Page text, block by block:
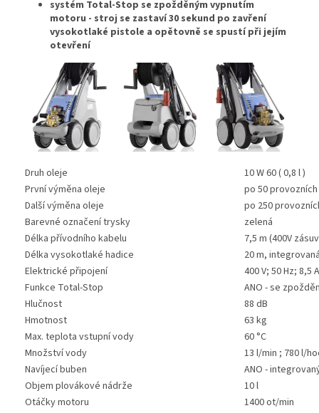
systém Total-Stop se zpožděným vypnutím
motoru - stroj se zastaví 30 sekund po zavření
vysokotlaké pistole a opětovně se spustí při jejím
otevření
Druh oleje
10 W 60 ( 0,8 l )
První výměna oleje
po 50
Další výměna oleje
po 250
Barevné označení trysky
zelená
Délka přívodního kabelu
7,5 m (400V
Délka vysokotlaké hadice
20 m,
Elektrické připojení
400 V; 50 Hz; 8,5 A
Funkce Total-Stop
ANO - se
Hlučnost
88 dB
Hmotnost
63 kg
Max. teplota vstupní vody
60 °C
Množství vody
13 l/min ; 780 l/
Navíjecí buben
ANO -
Objem plovákové nádrže
10 l
Otáčky motoru
1400 ot/min